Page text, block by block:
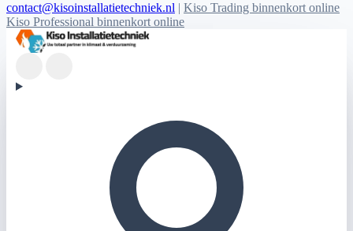
contact@kisoinstallatietechniek.nl | Kiso Trading binnenkort online
Kiso Professional binnenkort online